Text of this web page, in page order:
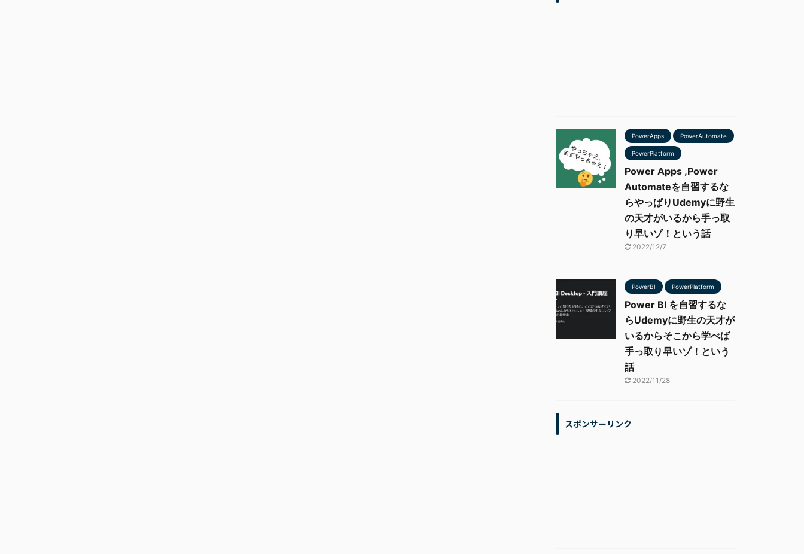
PowerApps PowerAutomate
PowerPlatform
Power Apps ,Power
Automateを自習するな
らやっぱりUdemyに野生
の天才がいるから手っ取
り早いゾ！という話
2022/12/7
PowerBI PowerPlatform
Power BI を自習するな
らUdemyに野生の天才が
いるからそこから学べば
手っ取り早いゾ！という
話
2022/11/28
スポンサーリンク